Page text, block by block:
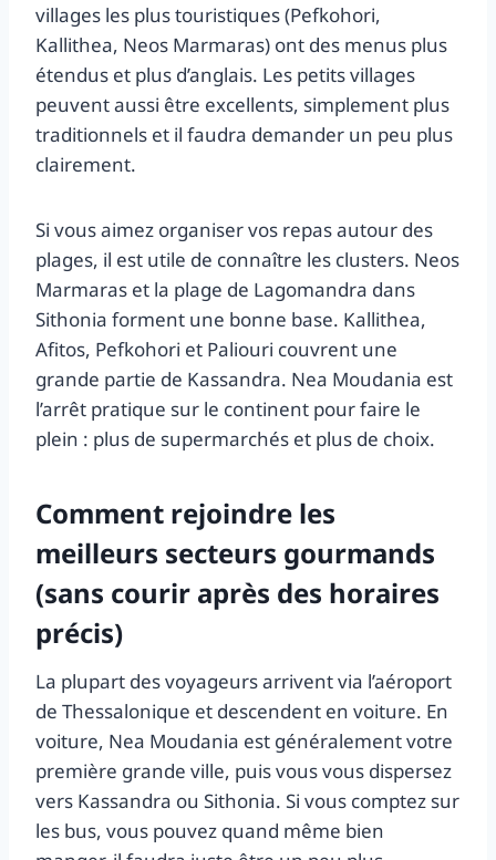
villages les plus touristiques (Pefkohori,
Kallithea, Neos Marmaras) ont des menus plus
étendus et plus d’anglais. Les petits villages
peuvent aussi être excellents, simplement plus
traditionnels et il faudra demander un peu plus
clairement.
Si vous aimez organiser vos repas autour des
plages, il est utile de connaître les clusters. Neos
Marmaras et la plage de Lagomandra dans
Sithonia forment une bonne base. Kallithea,
Afitos, Pefkohori et Paliouri couvrent une
grande partie de Kassandra. Nea Moudania est
l’arrêt pratique sur le continent pour faire le
plein : plus de supermarchés et plus de choix.
Comment rejoindre les
meilleurs secteurs gourmands
(sans courir après des horaires
précis)
La plupart des voyageurs arrivent via l’aéroport
de Thessalonique et descendent en voiture. En
voiture, Nea Moudania est généralement votre
première grande ville, puis vous vous dispersez
vers Kassandra ou Sithonia. Si vous comptez sur
les bus, vous pouvez quand même bien